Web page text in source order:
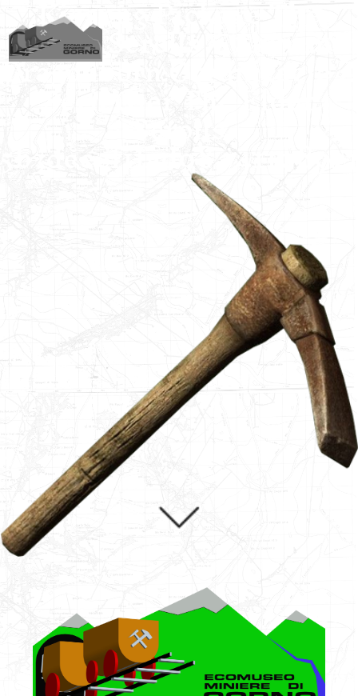
Kisspng Pickaxe The
Elder Scrolls V Skyrim
Dragonborn Organizacje Z